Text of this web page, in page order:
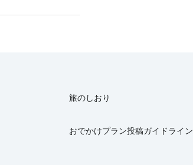
旅のしおり
おでかけプラン投稿ガイドライン